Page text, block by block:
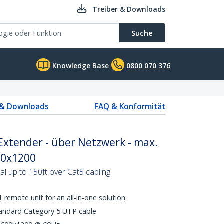
Treiber & Downloads
Suche
Knowledge Base 0800 070 376
Downloads
FAQ & Konformität
- über Netzwerk - max.
up to 150ft over Cat5 cabling
remote unit for an all-in-one solution
Category 5 UTP cable